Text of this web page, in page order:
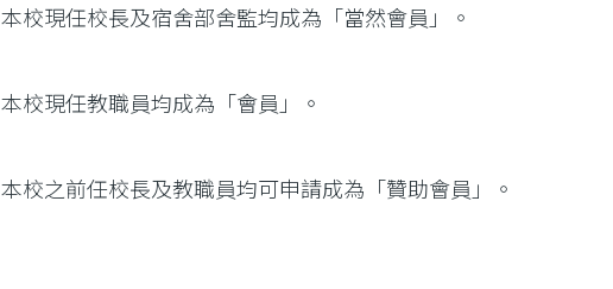
本校現任校長及宿舍部舍監均成為「當然會員」。
本校現任教職員均成為「會員」。
本校之前任校長及教職員均可申請成為「贊助會員」。